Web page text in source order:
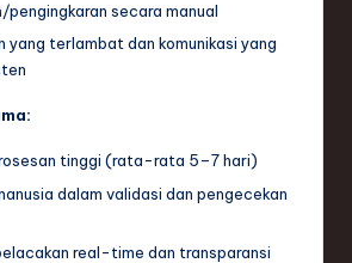
secara manual
yang terlambat dan komunikasi yang
tinggi (rata-rata 5–7 hari)
dalam validasi dan pengecekan
real-time dan transparansi